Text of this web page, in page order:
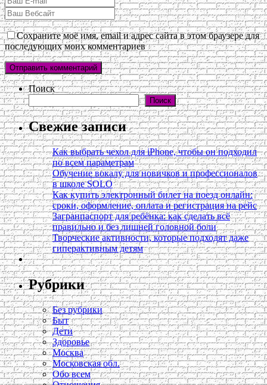
Сохраните моё имя, email и адрес сайта в этом браузере для
последующих моих комментариев
Поиск
Поиск
Свежие записи
Как выбрать чехол для iPhone, чтобы он подходил
по всем параметрам
Обучение вокалу для новичков и профессионалов
в школе SOLO
Как купить электронный билет на поезд онлайн:
сроки, оформление, оплата и регистрация на рейс
Загранпаспорт для ребёнка: как сделать всё
правильно и без лишней головной боли
Творческие активности, которые подходят даже
гиперактивным детям
Рубрики
Без рубрики
Быт
Дети
Здоровье
Москва
Московская обл.
Обо всем